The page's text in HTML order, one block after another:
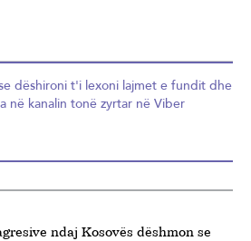
dëshironi t'i lexoni lajmet e fundit dhe
në kanalin tonë zyrtar në Viber
ndaj Kosovës dëshmon se